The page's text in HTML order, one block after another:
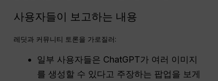
사용자들이 보고하는 내용
레딧과 커뮤니티 토론을 가로질러:
일부 사용자들은 ChatGPT가 여러 이미지
를 생성할 수 있다고 주장하는 팝업을 보게